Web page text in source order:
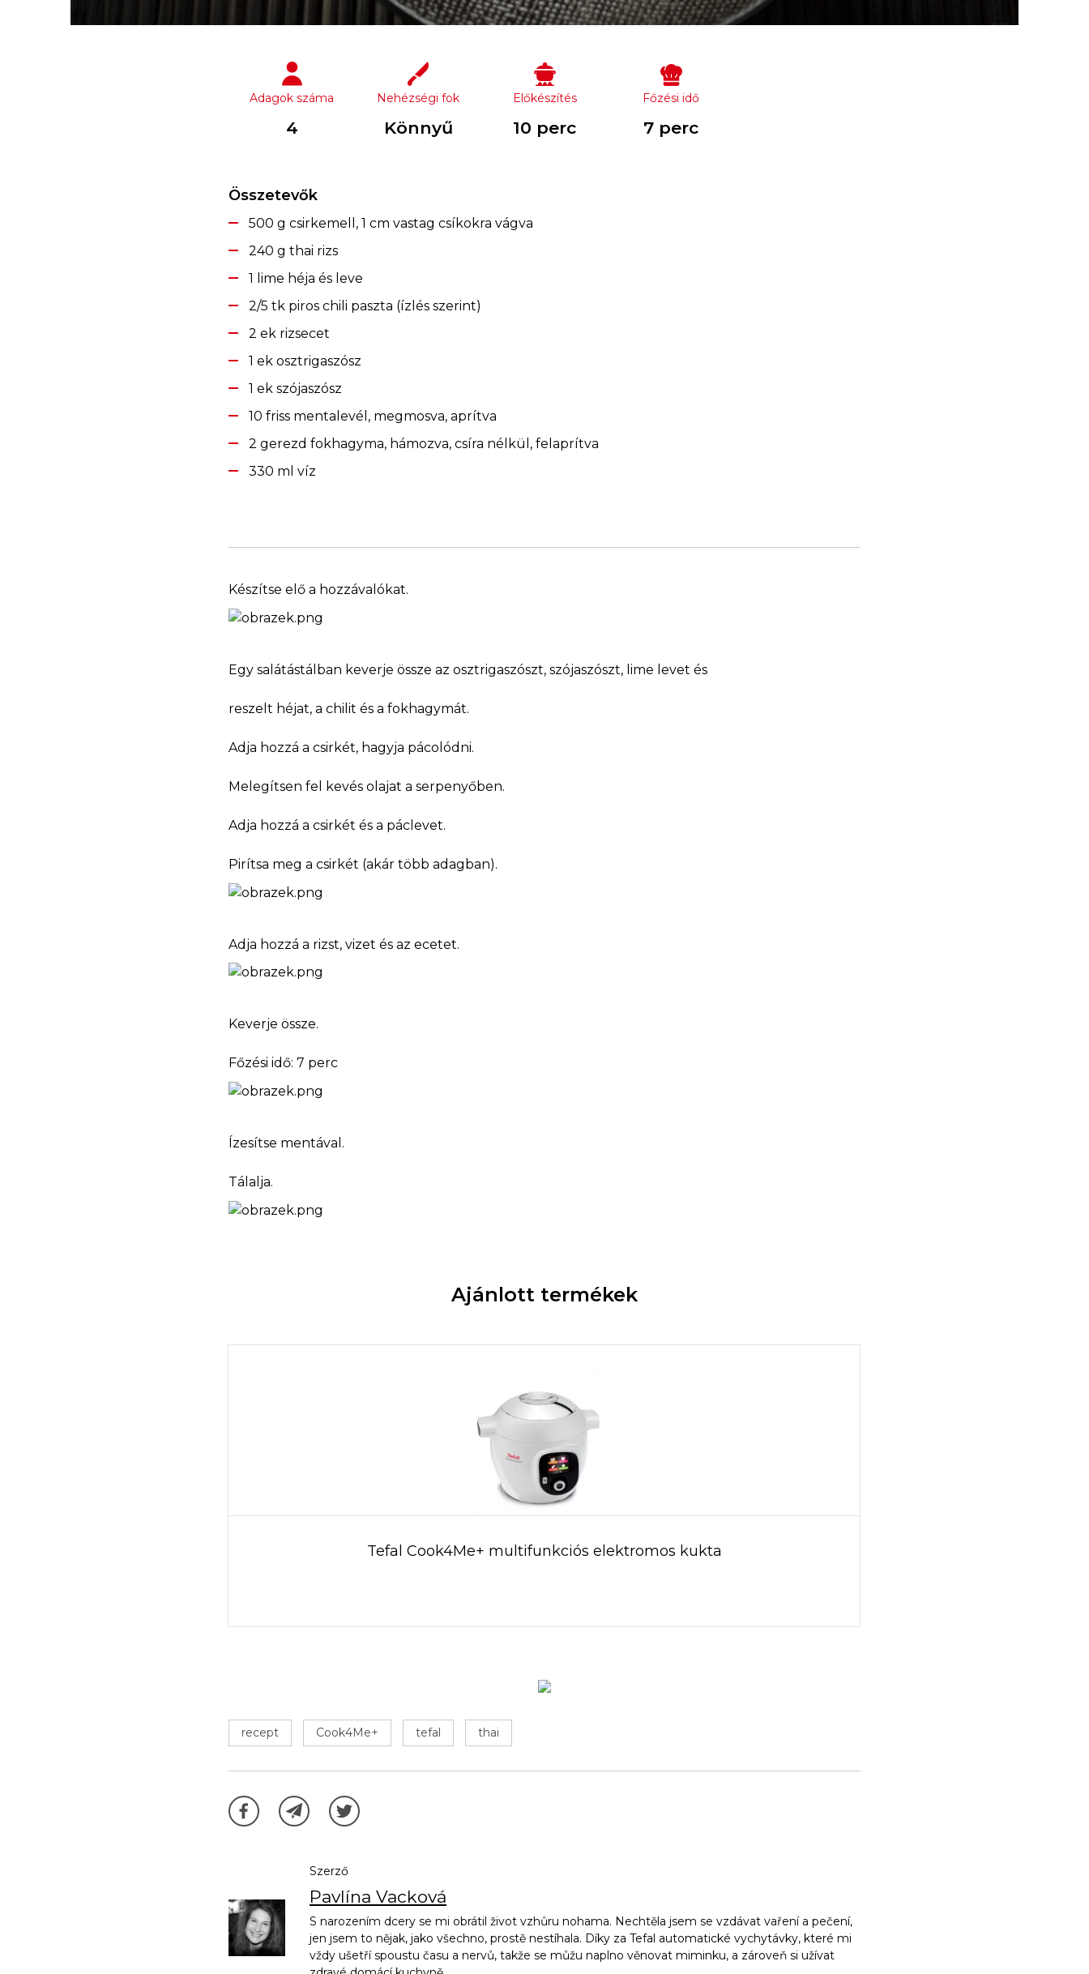
Adagok száma
4
Nehézségi fok
Könnyű
Előkészítés
10 perc
Főzési idő
7 perc
Összetevők
500 g csirkemell, 1 cm vastag csíkokra vágva
240 g thai rizs
1 lime héja és leve
2/5 tk piros chili paszta (ízlés szerint)
2 ek rizsecet
1 ek osztrigaszósz
1 ek szójaszósz
10 friss mentalevél, megmosva, aprítva
2 gerezd fokhagyma, hámozva, csíra nélkül, felaprítva
330 ml víz
Készítse elő a hozzávalókat.
Egy salátástálban keverje össze az osztrigaszószt, szójaszószt, lime levet és
reszelt héjat, a chilit és a fokhagymát.
Adja hozzá a csirkét, hagyja pácolódni.
Melegítsen fel kevés olajat a serpenyőben.
Adja hozzá a csirkét és a páclevet.
Pirítsa meg a csirkét (akár több adagban).
Adja hozzá a rizst, vizet és az ecetet.
Keverje össze.
Főzési idő: 7 perc
Ízesítse mentával.
Tálalja.
Ajánlott termékek
Tefal Cook4Me+ multifunkciós elektromos kukta
recept Cook4Me+ tefal thai
Szerző
Pavlína Vacková
S narozením dcery se mi obrátil život vzhůru nohama. Nechtěla jsem se vzdávat vaření a pečení,
jen jsem to nějak, jako všechno, prostě nestíhala. Díky za Tefal automatické vychytávky, které mi
vždy ušetří spoustu času a nervů, takže se můžu naplno věnovat miminku, a zároveň si užívat